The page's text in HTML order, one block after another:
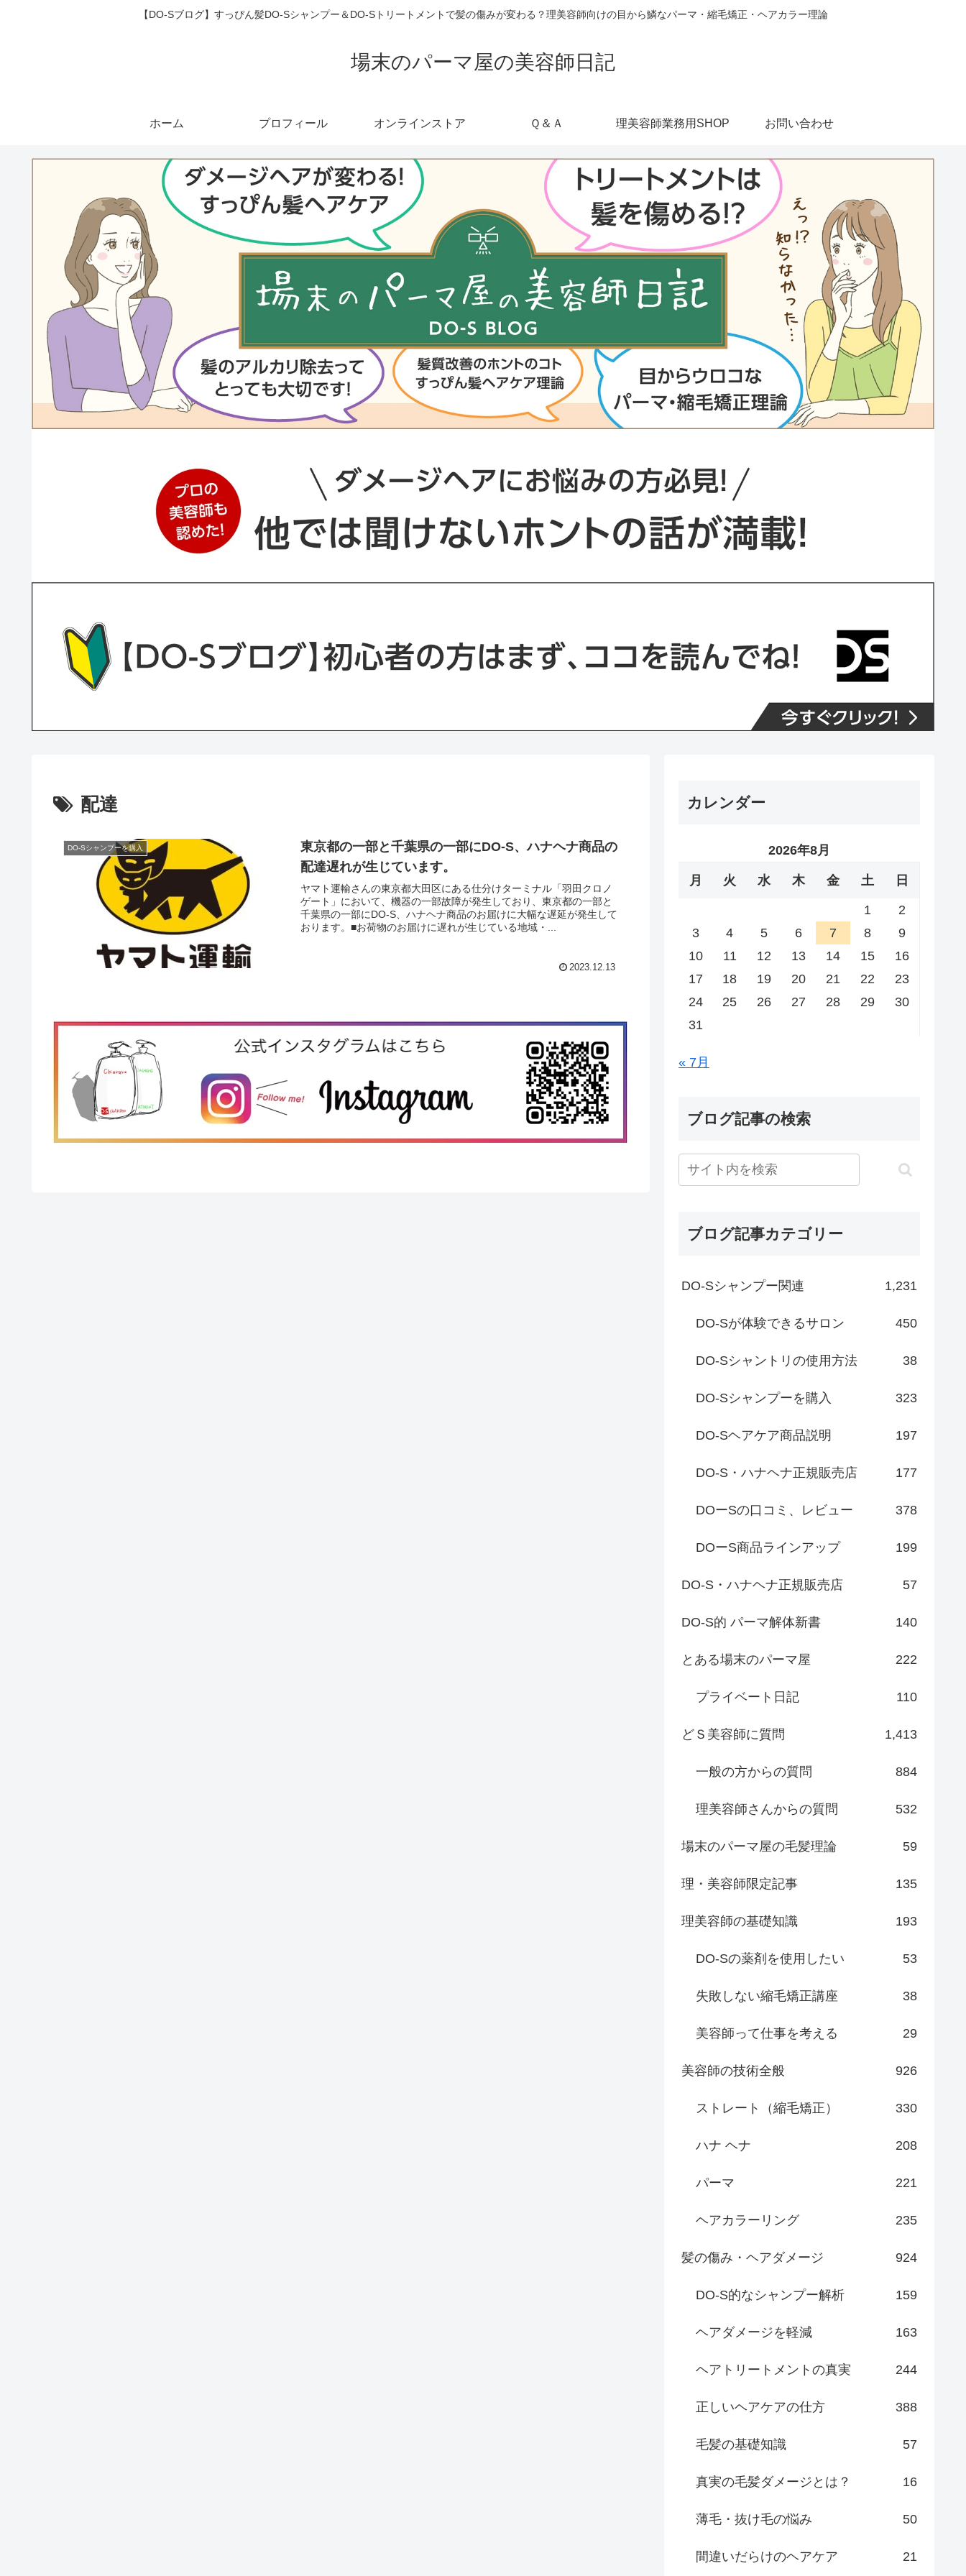
【DO-Sブログ】すっぴん髪DO-Sシャンプー＆DO-Sトリートメントで髪の傷みが変わる？理美容師向けの目から鱗なパーマ・縮毛矯正・ヘアカラー理論
場末のパーマ屋の美容師日記
ホーム プロフィール オンラインストア Ｑ＆Ａ 理美容師業務用SHOP お問い合わせ
配達
DO-Sシャンプーを購入
東京都の一部と千葉県の一部にDO-S、ハナヘナ商品の
配達遅れが生じています。
ヤマト運輸さんの東京都大田区にある仕分けターミナル「羽田クロノ
ゲート」において、機器の一部故障が発生しており、東京都の一部と
千葉県の一部にDO-S、ハナヘナ商品のお届けに大幅な遅延が発生して
おります。■お荷物のお届けに遅れが生じている地域・...
2023.12.13
カレンダー
2026年8月
月 火 水 木 金 土 日
1
2
3
4 5 6 7 8
9
10
11 12 13 14 15
16
17
18 19 20 21 22
23
24
25 26 27 28 29
30
31
« 7月
ブログ記事の検索
ブログ記事カテゴリー
DO-Sシャンプー関連 1,231
DO-Sが体験できるサロン 450
DO-Sシャントリの使用方法 38
DO-Sシャンプーを購入 323
DO-Sヘアケア商品説明 197
DO-S・ハナヘナ正規販売店 177
DOーSの口コミ、レビュー 378
DOーS商品ラインアップ 199
DO-S・ハナヘナ正規販売店 57
DO-S的 パーマ解体新書 140
とある場末のパーマ屋 222
プライベート日記 110
どＳ美容師に質問 1,413
一般の方からの質問 884
理美容師さんからの質問 532
場末のパーマ屋の毛髪理論 59
理・美容師限定記事 135
理美容師の基礎知識 193
DO-Sの薬剤を使用したい 53
失敗しない縮毛矯正講座 38
美容師って仕事を考える 29
美容師の技術全般 926
ストレート（縮毛矯正） 330
ハナ ヘナ 208
パーマ 221
ヘアカラーリング 235
髪の傷み・ヘアダメージ 924
DO-S的なシャンプー解析 159
ヘアダメージを軽減 163
ヘアトリートメントの真実 244
正しいヘアケアの仕方 388
毛髪の基礎知識 57
真実の毛髪ダメージとは？ 16
薄毛・抜け毛の悩み 50
間違いだらけのヘアケア 21